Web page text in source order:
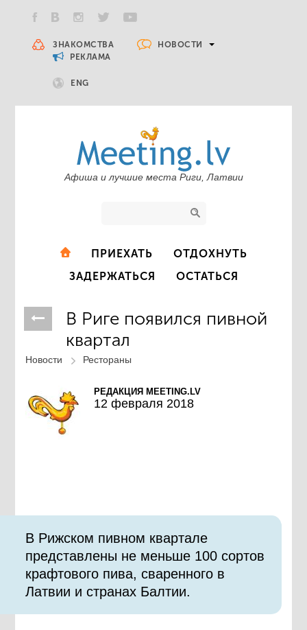
ЗНАКОМСТВА
НОВОСТИ
РЕКЛАМА
ENG
Афиша и лучшие места Риги, Латвии
ПРИЕХАТЬ
ОТДОХНУТЬ
ЗАДЕРЖАТЬСЯ
ОСТАТЬСЯ
В Риге появился пивной
квартал
Новости Рестораны
РЕДАКЦИЯ MEETING.LV
12 февраля 2018
В Рижском пивном квартале
представлены не меньше 100 сортов
крафтового пива, сваренного в
Латвии и странах Балтии.